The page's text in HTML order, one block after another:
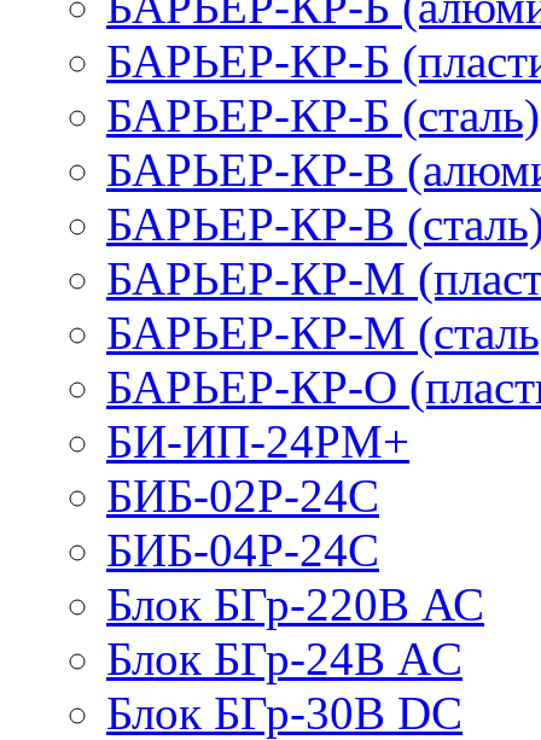
БАРЬЕР-КР-Б
БАРЬЕР-КР-Б (сталь)
БАРЬЕР-КР-В
БАРЬЕР-КР-В
БАРЬЕР-КР-М
БАРЬЕР-КР-М
БАРЬЕР-КР-О
БИ-ИП-24РМ+
БИБ-02Р-24С
БИБ-04Р-24С
Блок БГр-220В АС
Блок БГр-24В AC
Блок БГр-30В DC